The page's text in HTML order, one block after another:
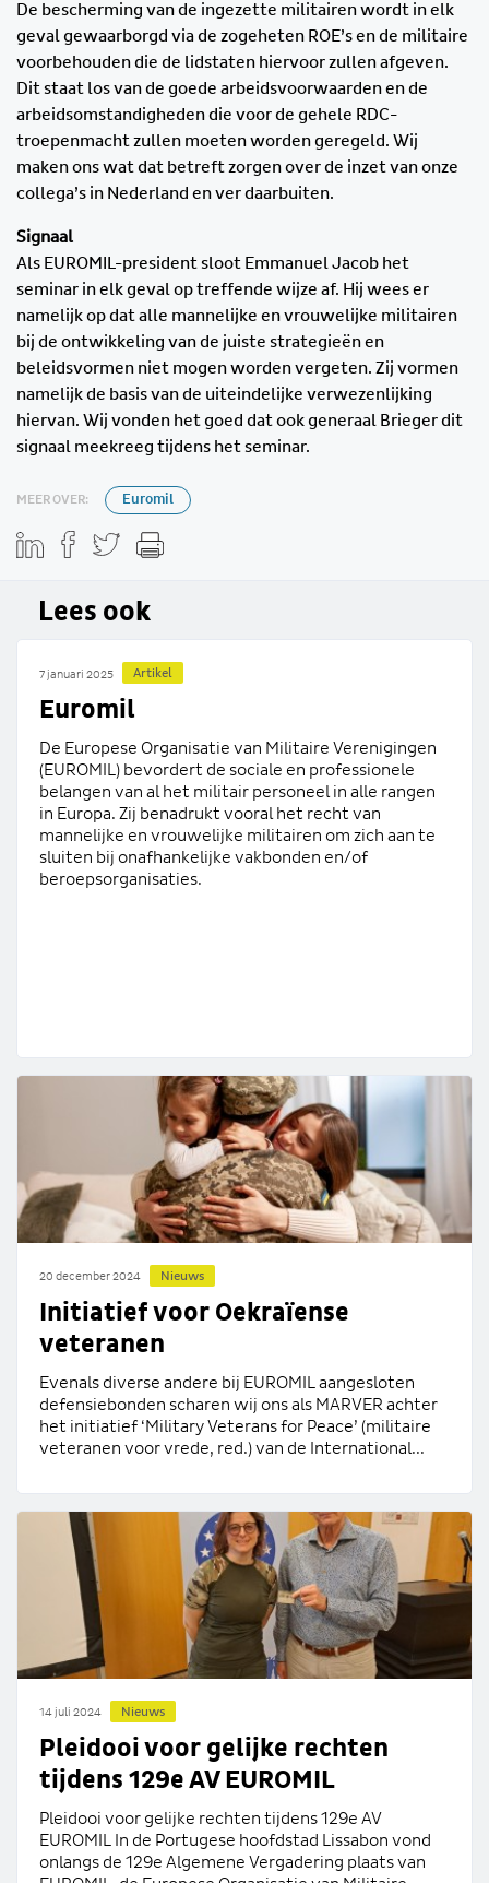
De bescherming van de ingezette militairen wordt in elk
geval gewaarborgd via de zogeheten ROE’s en de militaire
voorbehouden die de lidstaten hiervoor zullen afgeven.
Dit staat los van de goede arbeidsvoorwaarden en de
arbeidsomstandigheden die voor de gehele RDC-
troepenmacht zullen moeten worden geregeld. Wij
maken ons wat dat betreft zorgen over de inzet van onze
collega’s in Nederland en ver daarbuiten.
Signaal
Als EUROMIL-president sloot Emmanuel Jacob het
seminar in elk geval op treffende wijze af. Hij wees er
namelijk op dat alle mannelijke en vrouwelijke militairen
bij de ontwikkeling van de juiste strategieën en
beleidsvormen niet mogen worden vergeten. Zij vormen
namelijk de basis van de uiteindelijke verwezenlijking
hiervan. Wij vonden het goed dat ook generaal Brieger dit
signaal meekreeg tijdens het seminar.
MEER OVER: Euromil
Lees ook
7 januari 2025 Artikel
Euromil
De Europese Organisatie van Militaire Verenigingen
(EUROMIL) bevordert de sociale en professionele
belangen van al het militair personeel in alle rangen
in Europa. Zij benadrukt vooral het recht van
mannelijke en vrouwelijke militairen om zich aan te
sluiten bij onafhankelijke vakbonden en/of
beroepsorganisaties.
20 december 2024 Nieuws
Initiatief voor Oekraïense
veteranen
Evenals diverse andere bij EUROMIL aangesloten
defensiebonden scharen wij ons als MARVER achter
het initiatief ‘Military Veterans for Peace’ (militaire
veteranen voor vrede, red.) van de International...
14 juli 2024 Nieuws
Pleidooi voor gelijke rechten
tijdens 129e AV EUROMIL
Pleidooi voor gelijke rechten tijdens 129e AV
EUROMIL In de Portugese hoofdstad Lissabon vond
onlangs de 129e Algemene Vergadering plaats van